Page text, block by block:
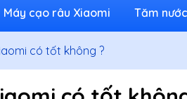
Máy cạo râu Xiaomi Tăm
có tốt không ?